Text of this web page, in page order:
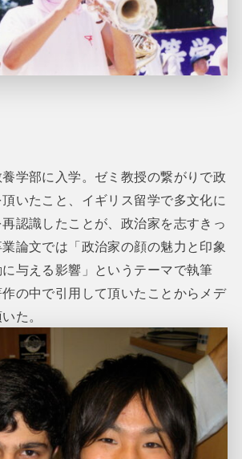
学部に入学。ゼミ教授の繋がりで政
いたこと、イギリス留学で多文化に
認識したことが、政治家を志すきっ
論文では「政治家の顔の魅力と印象
与える影響」というテーマで執筆
の中で引用して頂いたことからメデ
た。